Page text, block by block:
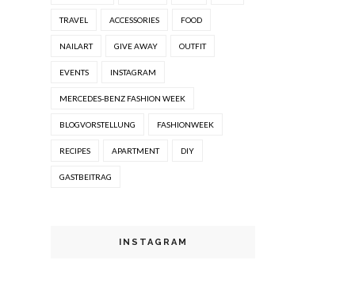
TRAVEL ACCESSORIES FOOD
NAILART GIVE AWAY OUTFIT
EVENTS INSTAGRAM
MERCEDES-BENZ FASHION WEEK
BLOGVORSTELLUNG FASHIONWEEK
RECIPES APARTMENT DIY
GASTBEITRAG
INSTAGRAM